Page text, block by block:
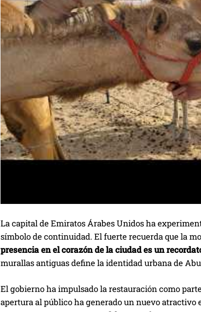
La capital de Emiratos Árabes Unidos ha
símbolo de continuidad. El fuerte recuerda que la
presencia en el corazón de la ciudad es un
murallas antiguas define la identidad urbana de
El gobierno ha impulsado la restauración como
apertura al público ha generado un nuevo atractivo